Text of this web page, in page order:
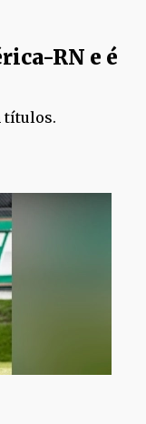
RN e é
títulos.